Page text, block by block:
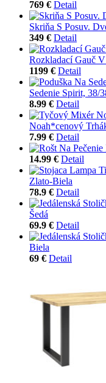
769 € Detail
Skriňa S Posuv.
349 € Detail
Rozkladací Gauč
1199 € Detail
Sedenie Spirit, 38/
8.99 € Detail
Noah*cenový
7.99 € Detail
14.99 € Detail
Zlato-Biela
78.9 € Detail
Šedá
69.9 € Detail
Biela
69 € Detail